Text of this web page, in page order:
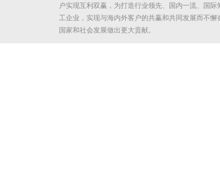
户实现互利双赢，为打造行业领先、国内一流、国际
工企业，实现与海内外客户的共赢和共同发展而不懈
国家和社会发展做出更大贡献。